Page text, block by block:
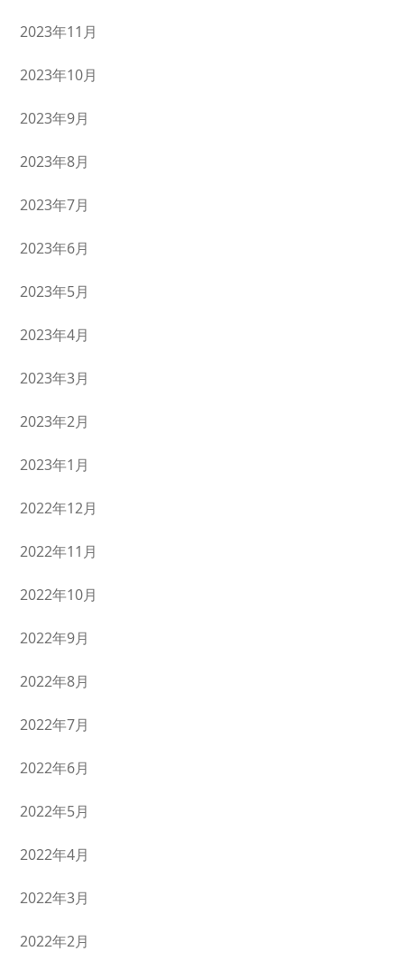
2023年11月
2023年10月
2023年9月
2023年8月
2023年7月
2023年6月
2023年5月
2023年4月
2023年3月
2023年2月
2023年1月
2022年12月
2022年11月
2022年10月
2022年9月
2022年8月
2022年7月
2022年6月
2022年5月
2022年4月
2022年3月
2022年2月